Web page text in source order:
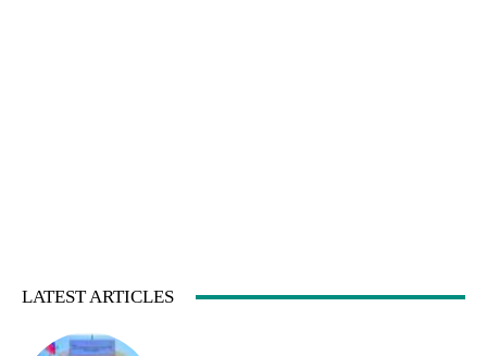
LATEST ARTICLES